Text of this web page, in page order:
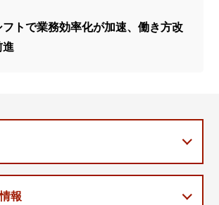
フトで業務効率化が加速、働き方改
進
報